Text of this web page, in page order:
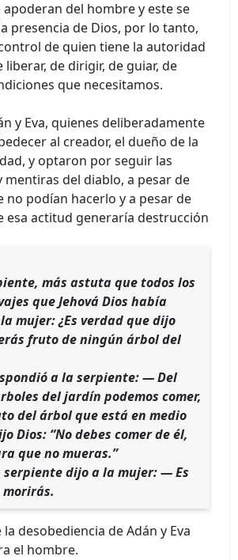
apoderan del hombre y este se
presencia de Dios, por lo tanto,
de quien tiene la autoridad
liberar, de dirigir, de guiar, de
que necesitamos.
y Eva, quienes deliberadamente
al creador, el dueño de la
y optaron por seguir las
mentiras del diablo, a pesar de
no podían hacerlo y a pesar de
esa actitud generaría destrucción
más astuta que todos los
que Jehová Dios había
mujer: ¿Es verdad que dijo
fruto de ningún árbol del
a la serpiente: — Del
del jardín podemos comer,
del árbol que está en medio
Dios: “No debes comer de él,
que no mueras.”
serpiente dijo a la mujer: — Es
desobediencia de Adán y Eva
el hombre.